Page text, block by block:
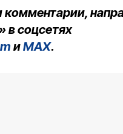
в соцсетях
иMAX.